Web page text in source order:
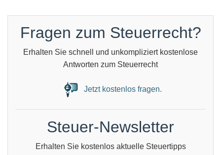
Fragen zum Steuerrecht?
Erhalten Sie schnell und unkompliziert kostenlose
Antworten zum Steuerrecht
Jetzt kostenlos fragen.
Steuer-Newsletter
Erhalten Sie kostenlos aktuelle Steuertipps